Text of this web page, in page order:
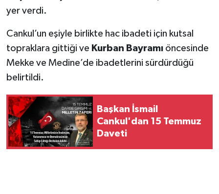
yer verdi.
Cankul’un eşiyle birlikte hac ibadeti için kutsal
topraklara gittiği ve Kurban Bayramıöncesinde
Mekke ve Medine’de ibadetlerini sürdürdüğü
belirtildi.
Başkan İsmail
Cankul'dan 15 Temmuz
Daveti